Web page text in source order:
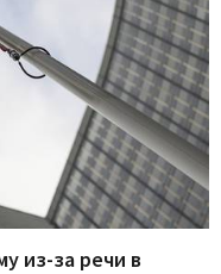
из-за речи в